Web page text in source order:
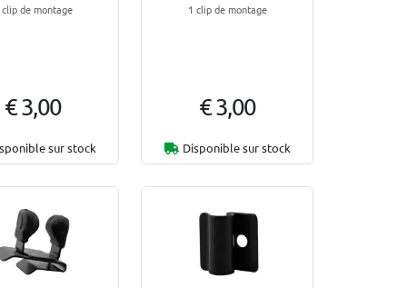
clip de montage
€ 3,00
sur stock
1 clip de montage
€ 3,00
Disponible sur stock